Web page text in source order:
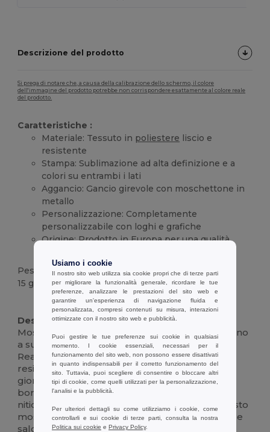
Descrizione del prodotto
Si prega di notare che, a causa della calibrazione dello schermo, il colore
dell'immagine del prodotto potrebbe non corrispondere esattamente al colore reale
del prodotto.
Caratteristiche :
Materiale: Tessuto in poliestere liscio e
resistente
Stampa: Sublimazione ad alta definizione e a
colori su entrambi i lati
Aggancio: Gancio girevole con moschettone in
metallo
Personalizzazione: Completamente
personalizzabile con loghi e grafiche
Origine: Prodotto in Europa per una qualità
Peso
15 g.
Alta disponibilità
Descrizione :
Mostra il tuo marchio a colori con questo cordino
a sublimazione inpoliesteredi prima qualità.
Realizzato in Europa, il suo tessuto liscio e
resistente offre un comfort che dura tutto il
giorno, mentre la stampa a sublimazione da
bordo a bordo assicura che il vostro design sia
nitido e accattivante su entrambi i lati. Un robusto
moschettone in metallo consente di agganciare
saldamente carte d'identità, chiavi o pass di
Usiamo i cookie
Il nostro sito web utilizza sia cookie propri che di terze parti
per migliorare la funzionalità generale, ricordare le tue
preferenze, analizzare le prestazioni del sito web e
garantire un'esperienza di navigazione fluida e
personalizzata, compresi contenuti su misura, interazioni
ottimizzate con il nostro sito web e pubblicità.
Puoi gestire le tue preferenze sui cookie in qualsiasi
momento. I cookie essenziali, necessari per il
funzionamento del sito web, non possono essere disattivati
in quanto indispensabili per il corretto funzionamento del
sito. Tuttavia, puoi scegliere di consentire o bloccare altri
tipi di cookie, come quelli utilizzati per la personalizzazione,
l'analisi e la pubblicità.
Per ulteriori dettagli su come utilizziamo i cookie, come
controllarli e sui cookie di terze parti, consulta la nostra
Politica sui cookie e Privacy Policy.